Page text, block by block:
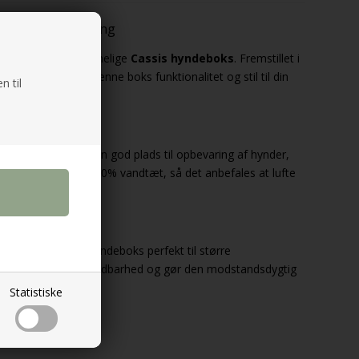
til
Statistiske
L Opbevaring
med denne rummelige Cassis hyndeboks. Fremstillet i
, kombinerer denne boks funktionalitet og stil til din
giver hyndeboksen god plads til opbevaring af hynder,
tæt, men ikke 100% vandtæt, så det anbefales at lufte
passer denne hyndeboks perfekt til større
sikrer høj holdbarhed og gør den modstandsdygtig